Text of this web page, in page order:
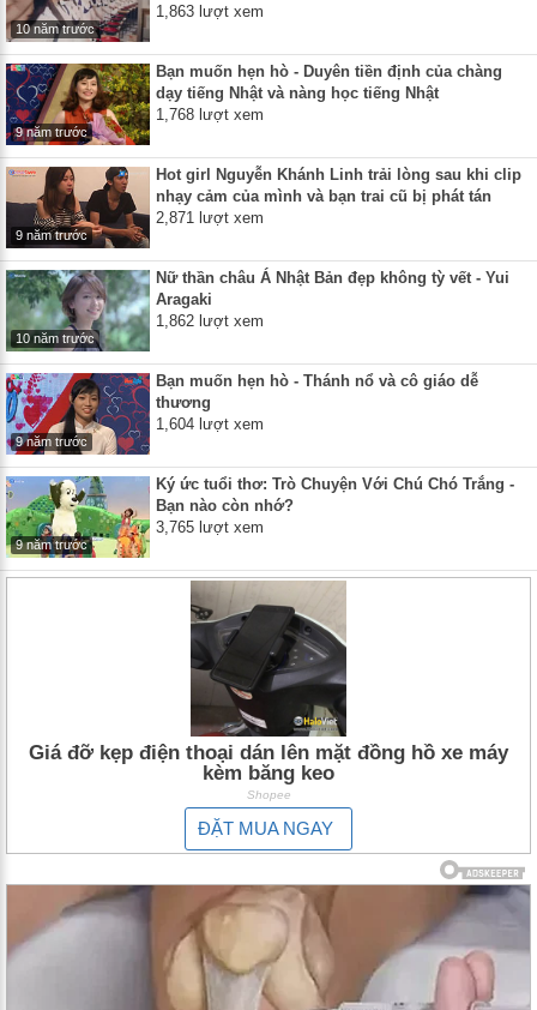
10 năm trước
1,863 lượt xem
9 năm trước
Bạn muốn hẹn hò - Duyên tiền định của chàng
dạy tiếng Nhật và nàng học tiếng Nhật
1,768 lượt xem
9 năm trước
Hot girl Nguyễn Khánh Linh trải lòng sau khi clip
nhạy cảm của mình và bạn trai cũ bị phát tán
2,871 lượt xem
10 năm trước
Nữ thần châu Á Nhật Bản đẹp không tỳ vết - Yui
Aragaki
1,862 lượt xem
9 năm trước
Bạn muốn hẹn hò - Thánh nổ và cô giáo dễ
thương
1,604 lượt xem
9 năm trước
Ký ức tuổi thơ: Trò Chuyện Với Chú Chó Trắng -
Bạn nào còn nhớ?
3,765 lượt xem
Giá đỡ kẹp điện thoại dán lên mặt đồng hồ xe máy
kèm băng keo
Shopee
ĐẶT MUA NGAY